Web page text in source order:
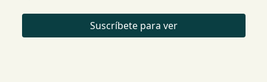
Suscríbete para ver